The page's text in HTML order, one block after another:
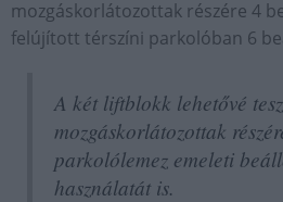
mozgáskorlátozottak részére 4
felújított térszíni parkolóban 6
A két liftblokk lehetővé
mozgáskorlátozottak
parkolólemez emeleti
használatát is.